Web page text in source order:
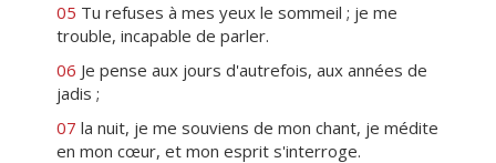
05 Tu refuses à mes yeux le sommeil ; je me
trouble, incapable de parler.
06 Je pense aux jours d'autrefois, aux années de
jadis ;
07 la nuit, je me souviens de mon chant, je médite
en mon cœur, et mon esprit s'interroge.